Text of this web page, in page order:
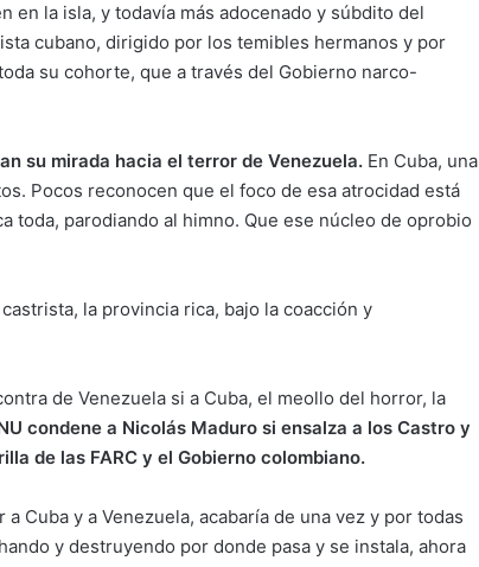
en la isla, y todavía más adocenado y súbdito del
cubano, dirigido por los temibles hermanos y por
su cohorte, que a través del Gobierno narco-
su mirada hacia el terror de Venezuela. En Cuba, una
Pocos reconocen que el foco de esa atrocidad está
toda, parodiando al himno. Que ese núcleo de oprobio
la provincia rica, bajo la coacción y
de Venezuela si a Cuba, el meollo del horror, la
condene a Nicolás Maduro si ensalza a los Castro y
de las FARC y el Gobierno colombiano.
Cuba y a Venezuela, acabaría de una vez y por todas
y destruyendo por donde pasa y se instala, ahora